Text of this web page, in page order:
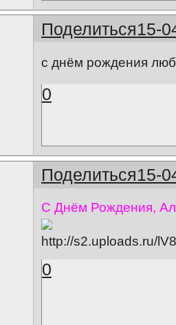
Поделиться15-
с днём рождения
0
Поделиться15-
С Днём Рождения,
0